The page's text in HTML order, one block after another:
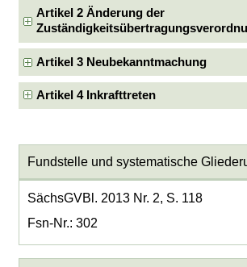
Artikel 2 Änderung der
Artikel 3 Neubekanntmachung
Artikel 4 Inkrafttreten
Fundstelle und systematische
SächsGVBl. 2013 Nr. 2, S. 118
Fsn-Nr.: 302